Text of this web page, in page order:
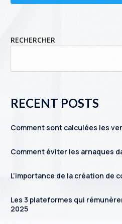
RECHERCHER
RECENT POSTS
Comment sont calculées les
Comment éviter les arnaques
L’importance de la création de
Les 3 plateformes qui
2025